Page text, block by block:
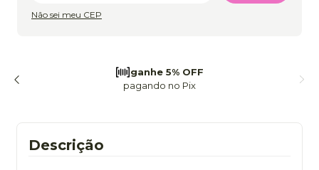
Não sei meu CEP
frete grátis
a partir de 299
Descrição